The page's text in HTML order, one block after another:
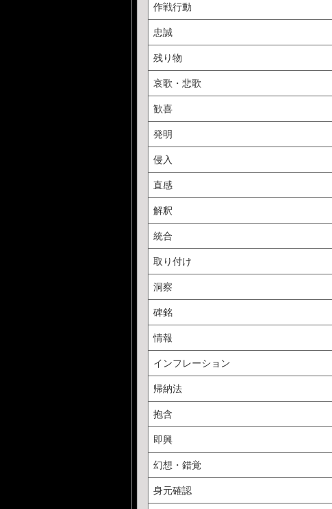
作戦行動
忠誠
残り物
哀歌・悲歌
歓喜
発明
侵入
直感
解釈
統合
取り付け
洞察
碑銘
情報
インフレーション
帰納法
抱含
即興
幻想・錯覚
身元確認